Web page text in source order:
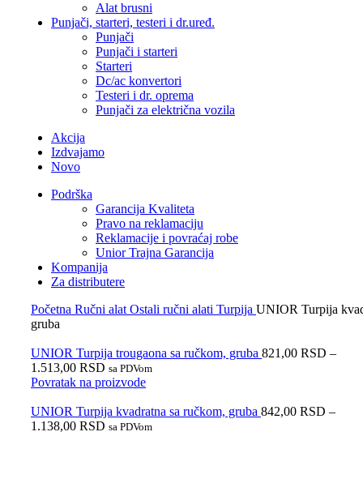
Alat brusni
Punjači, starteri, testeri i dr.uređ.
Punjači
Punjači i starteri
Starteri
Dc/ac konvertori
Testeri i dr. oprema
Punjači za električna vozila
Akcija
Izdvajamo
Novo
Podrška
Garancija Kvaliteta
Pravo na reklamaciju
Reklamacije i povraćaj robe
Unior Trajna Garancija
Kompanija
Za distributere
Početna Ručni alat Ostali ručni alati Turpija UNIOR Turpija
gruba
UNIOR Turpija trougaona sa ručkom, gruba 821,00 RSD –
1.513,00 RSD sa PDVom
Povratak na proizvode
UNIOR Turpija kvadratna sa ručkom, gruba 842,00 RSD –
1.138,00 RSD sa PDVom